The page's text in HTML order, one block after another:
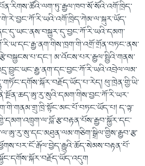
མ་འོངས་པར་རྒྱལ་སྤྱིའི་གནས་
ཕུ་ཁྲེན་གྱི་ཡི་
ད་ལྟ་